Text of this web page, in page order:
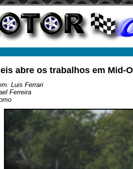
abre os trabalhos em Mid-
Luis Ferrari
Ferreira